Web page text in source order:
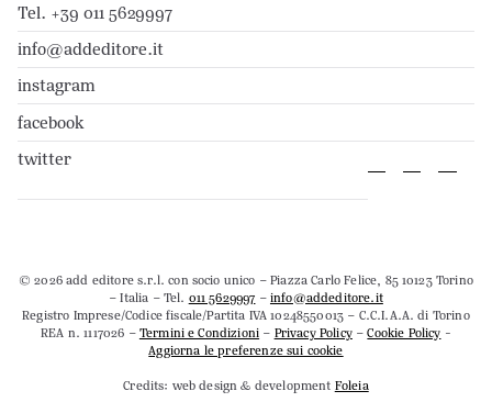
Tel. +39 011 5629997
info@addeditore.it
instagram
facebook
twitter
© 2026 add editore s.r.l. con socio unico – Piazza Carlo Felice, 85 10123 Torino
– Italia – Tel. 011 5629997 –info@addeditore.it
Registro Imprese/Codice fiscale/Partita IVA 10248550013 – C.C.I.A.A. di Torino
REA n. 1117026 –Termini e Condizioni – Privacy Policy–Cookie Policy -
Aggiorna le preferenze sui cookie
Credits: web design & development Foleia